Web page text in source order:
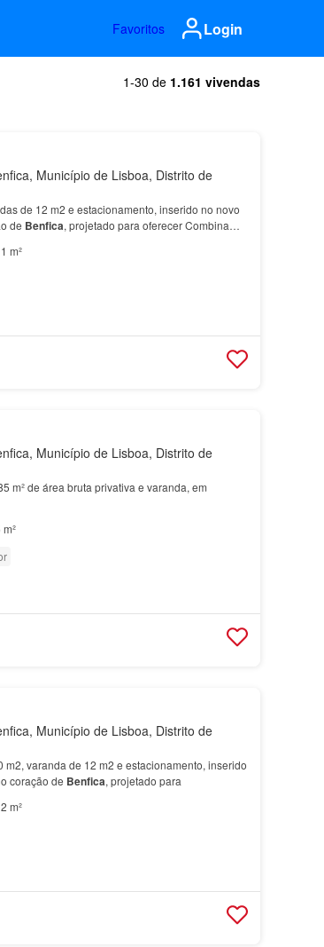
Favoritos Login
1-30 de 1.161 vivendas
Município de Lisboa, Distrito de
de 12 m2 e estacionamento, inserido no novo
de Benfica, projetado para oferecer Combina
com
m²
Município de Lisboa, Distrito de
m² de área bruta privativa e varanda, em
Município de Lisboa, Distrito de
m2, varanda de 12 m2 e estacionamento, inserido
coração de Benfica, projetado para
m²